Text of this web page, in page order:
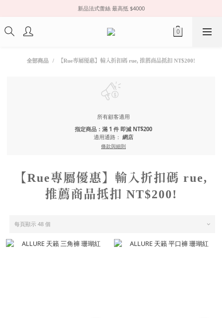
新品法式蕾絲 最高抵 $4000
全部商品 【Rue專屬優惠】輸入折扣碼 rue, 推薦商品抵扣 NT$200!
所有顧客適用
指定商品：滿 1 件 即減 NT$200
適用通路： 網店
條款與細則
【Rue專屬優惠】輸入折扣碼 rue,
推薦商品抵扣 NT$200!
每頁顯示 48 個